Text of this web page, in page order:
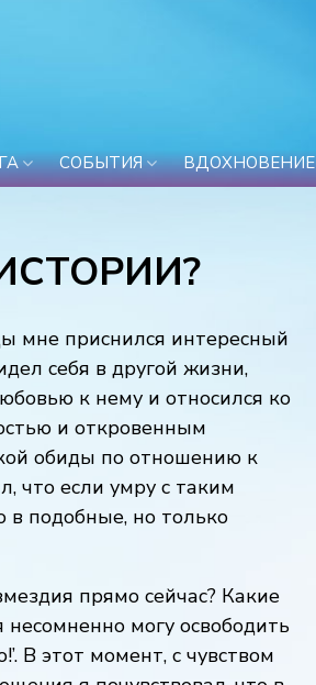
СОБЫТИЯ ВДОХНОВЕНИЕ
мне приснился интересный
себя в другой жизни,
к нему и относился ко
и откровенным
обиды по отношению к
что если умру с таким
в подобные, но только
прямо сейчас? Какие
могу освободить
В этот момент, с чувством